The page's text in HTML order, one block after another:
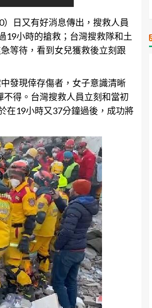
日又有好消息傳出，搜救人員
19小時的搶救； 台灣搜救隊和土
等待，看到女兒獲救後立刻跟
發現倖存傷者，女子意識清晰
得。 台灣搜救人員立刻和當初
在19小時又37分鐘過後，成功將